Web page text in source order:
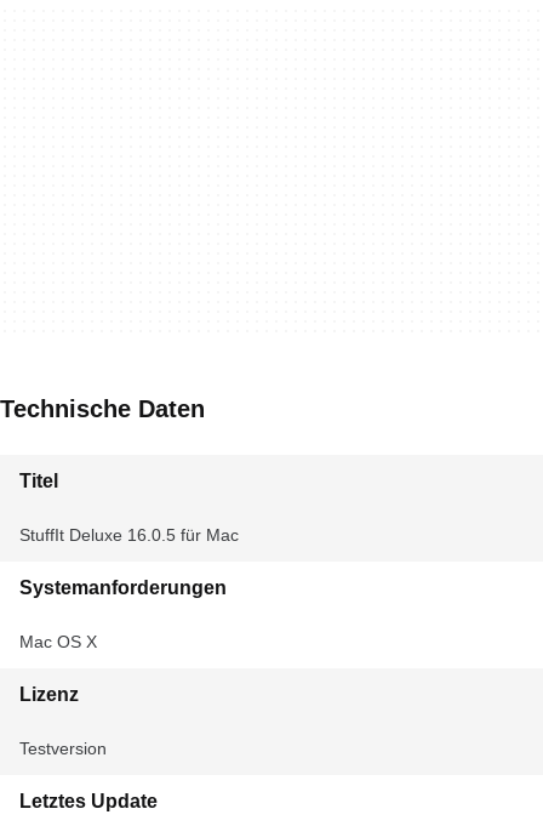
Technische Daten
Titel
StuffIt Deluxe 16.0.5 für Mac
Systemanforderungen
Mac OS X
Lizenz
Testversion
Letztes Update